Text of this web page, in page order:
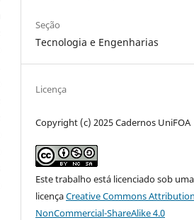
Seção
Tecnologia e Engenharias
Licença
Copyright (c) 2025 Cadernos UniFOA
Este trabalho está licenciado sob uma
licençaCreative Commons
NonCommercial-ShareAlike 4.0